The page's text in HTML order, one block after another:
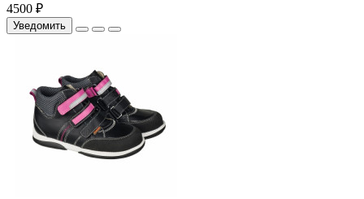
4500 ₽
Уведомить